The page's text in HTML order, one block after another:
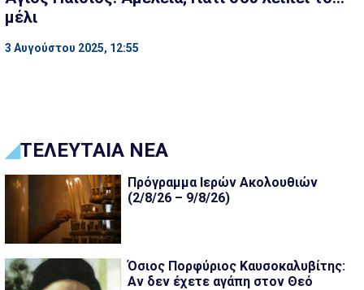
μέλι
3 Αυγούστου 2025, 12:55
ΤΕΛΕΥΤΑΙΑ ΝΕΑ
Πρόγραμμα Ιερών Ακολουθιών
(2/8/26 – 9/8/26)
Όσιος Πορφύριος Καυσοκαλυβίτης:
Αν δεν έχετε αγάπη στον Θεό